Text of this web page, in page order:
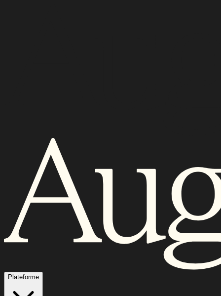
Plateforme